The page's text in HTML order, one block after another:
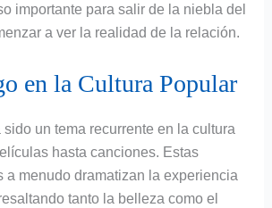
importante para salir de la niebla del
a ver la realidad de la relación.
en la Cultura Popular
sido un tema recurrente en la cultura
hasta canciones. Estas
a menudo dramatizan la experiencia
tanto la belleza como el